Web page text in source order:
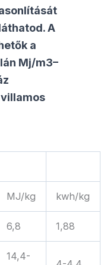
A
a
Mj/m3–
MJ/kg kwh/kg
6,8 1,88
14,4-